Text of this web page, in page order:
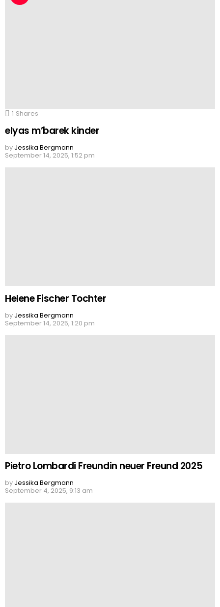
1 Shares
elyas m’barek kinder
by Jessika Bergmann
September 14, 2025, 1:52 pm
Helene Fischer Tochter
by Jessika Bergmann
September 14, 2025, 1:20 pm
Pietro Lombardi Freundin neuer Freund 2025
by Jessika Bergmann
September 4, 2025, 9:13 am